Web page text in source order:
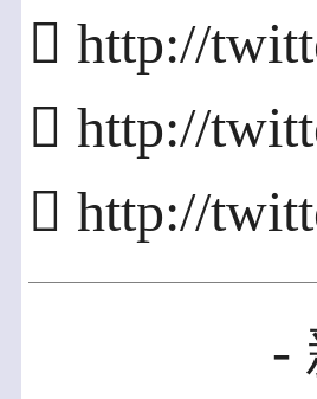
 http://
 http://
 http://
-